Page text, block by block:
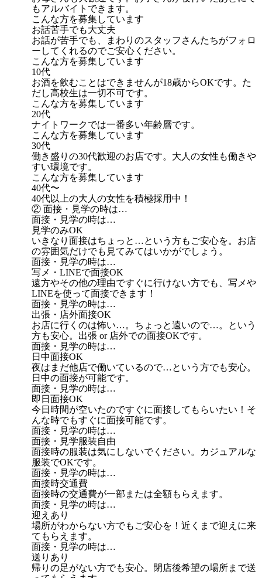
もアルバイトできます。
こんな方を募集しています
お話苦手でも大丈夫
お話が苦手でも、まわりのスタッフさんたちがフォロ
ーしてくれるのでご安心ください。
こんな方を募集しています
10代
お酒を飲むことはできませんが18歳からOKです。た
だし高校生は一切不可です。
こんな方を募集しています
20代
ナイトワークでは一番多い年齢層です。
こんな方を募集しています
30代
働き盛りの30代歓迎のお店です。大人の女性も働きや
すい環境です。
こんな方を募集しています
40代〜
40代以上の大人の女性を積極採用中！
② 面接・見学の時は…
面接・見学の時は…
見学のみOK
いきなり面接はちょっと…という方もご安心を。お店
の雰囲気だけでも見てみてはいかがでしょう。
面接・見学の時は…
写メ・LINEで面接OK
遠方やその他の理由ですぐに行けない方でも、写メや
LINEを使って面接できます！
面接・見学の時は…
出張・店外面接OK
お店に行くのは怖い…。ちょっと遠いので…。という
方も安心。出張 or 店外での面接OKです。
面接・見学の時は…
日中面接OK
夜はまだ他店で働いているので…という方でも安心。
日中の面接が可能です。
面接・見学の時は…
即日面接OK
今日時間が空いたのですぐに面接してもらいたい！そ
んな時でもすぐに面接可能です。
面接・見学の時は…
面接・見学服装自由
面接時の服装は気にしないでください。カジュアルな
服装でOKです。
面接・見学の時は…
面接時交通費
面接時の交通費が一部または全額もらえます。
面接・見学の時は…
迎えあり
場所がわからない方でもご安心を！近くまで迎えに来
てもらえます。
面接・見学の時は…
送りあり
帰りの足がない方でも安心。閉店後希望の場所まで送